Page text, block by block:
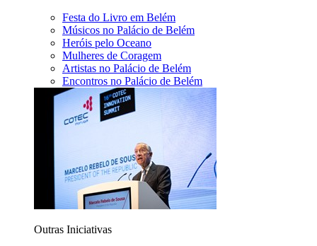
Festa do Livro em Belém
Músicos no Palácio de Belém
Heróis pelo Oceano
Mulheres de Coragem
Artistas no Palácio de Belém
Encontros no Palácio de Belém
Outras Iniciativas